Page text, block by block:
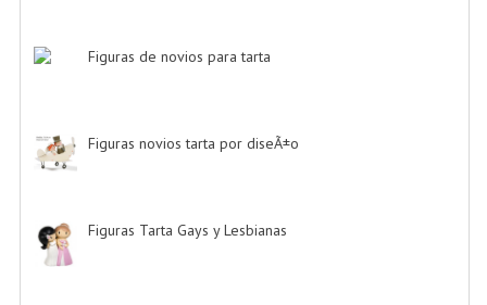
Figuras de novios para tarta
Figuras novios tarta por diseÃ±o
Figuras Tarta Gays y Lesbianas